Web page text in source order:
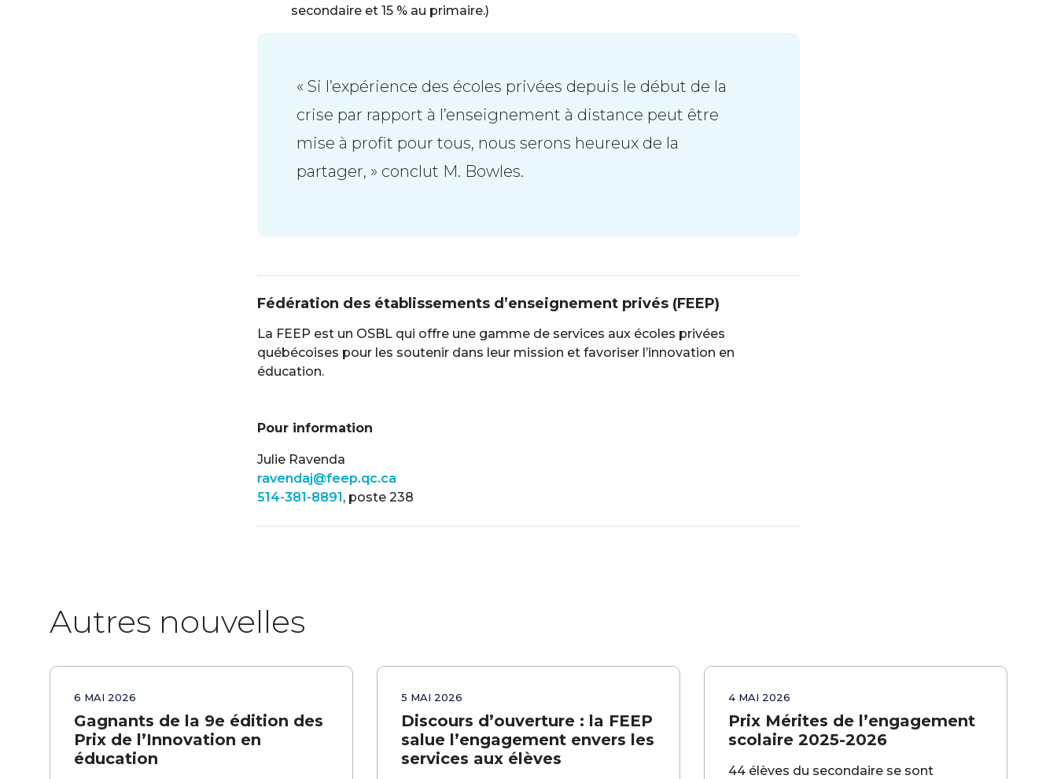
secondaire et 15 % au primaire.)
« Si l’expérience des écoles privées depuis le début de la
crise par rapport à l’enseignement à distance peut être
mise à profit pour tous, nous serons heureux de la
partager, » conclut M. Bowles.
Fédération des établissements d’enseignement privés (FEEP)
La FEEP est un OSBL qui offre une gamme de services aux écoles privées
québécoises pour les soutenir dans leur mission et favoriser l’innovation en
éducation.
Pour information
Julie Ravenda
ravendaj@feep.qc.ca
514-381-8891, poste 238
Autres nouvelles
6 MAI 2026
Gagnants de la 9e édition des
Prix de l’Innovation en
éducation
5 MAI 2026
Discours d’ouverture : la FEEP
salue l’engagement envers les
services aux élèves
4 MAI 2026
Prix Mérites de l’engagement
scolaire 2025-2026
44 élèves du secondaire se sont